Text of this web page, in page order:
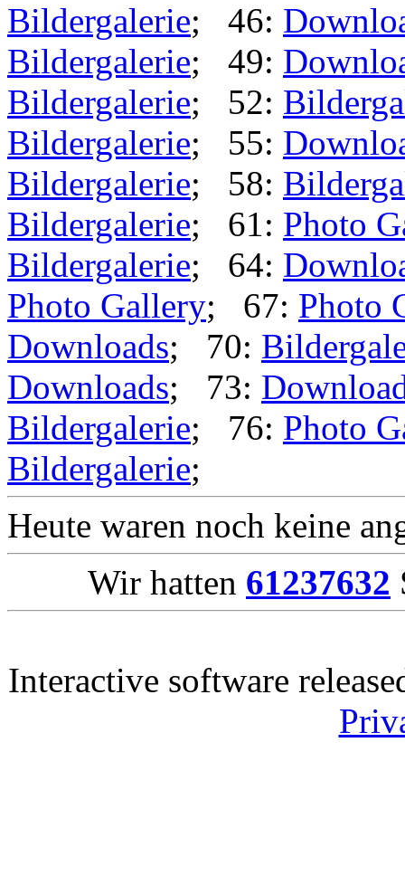
Bildergalerie; 46:
Bildergalerie; 49:
Bildergalerie; 52:
Bildergalerie; 55:
Bildergalerie; 58:
Bildergalerie; 61: Photo
Bildergalerie; 64:
Photo Gallery; 67: Photo
Downloads; 70:
Downloads; 73:
Bildergalerie; 76: Photo
Bildergalerie;
Heute waren noch keine
Wir hatten 61237632
Interactive software